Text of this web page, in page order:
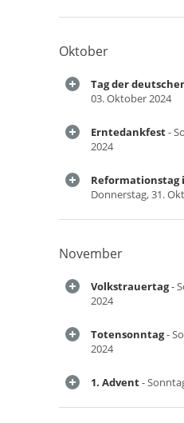
Oktober
Tag der
03. Oktober 2024
Erntedankfest-
2024
Reformationstag
Donnerstag, 31.
November
Volkstrauertag-
2024
Totensonntag-
2024
1. Advent-